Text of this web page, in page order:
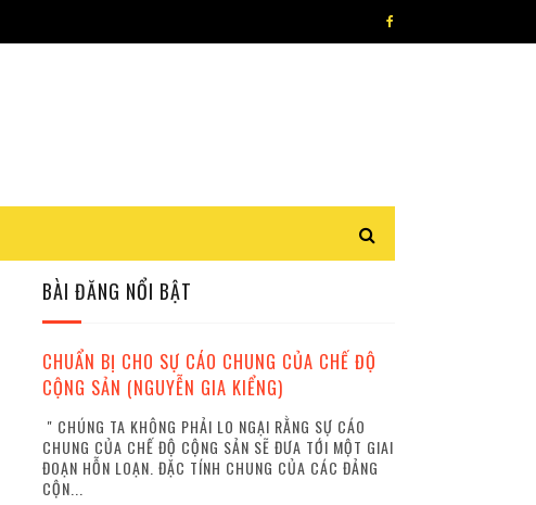
BÀI ĐĂNG NỔI BẬT
CHUẨN BỊ CHO SỰ CÁO CHUNG CỦA CHẾ ĐỘ
CỘNG SẢN (NGUYỄN GIA KIỂNG)
" CHÚNG TA KHÔNG PHẢI LO NGẠI RẰNG SỰ CÁO
CHUNG CỦA CHẾ ĐỘ CỘNG SẢN SẼ ĐƯA TỚI MỘT GIAI
ĐOẠN HỖN LOẠN. ĐẶC TÍNH CHUNG CỦA CÁC ĐẢNG
CỘN...